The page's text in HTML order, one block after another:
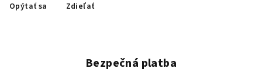
Opýtať sa Zdieľať
Bezpečná platba